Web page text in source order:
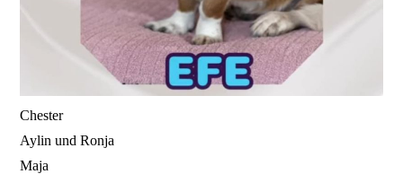
Chester
Aylin und Ronja
Maja